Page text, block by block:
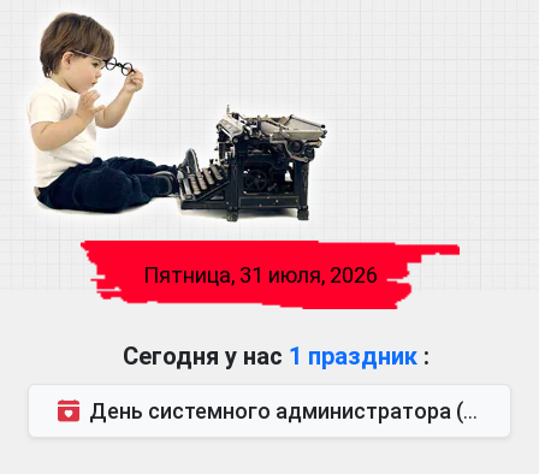
Пятница, 31 июля, 2026
Сегодня у нас 1 праздник :
День системного администратора (последняя пятница июля)